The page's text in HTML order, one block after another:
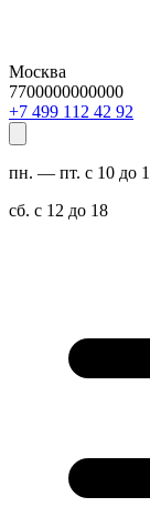
Москва
7700000000000
29 24 211 994 7+
пн. — пт. с 10 до
сб. с 12 до 18